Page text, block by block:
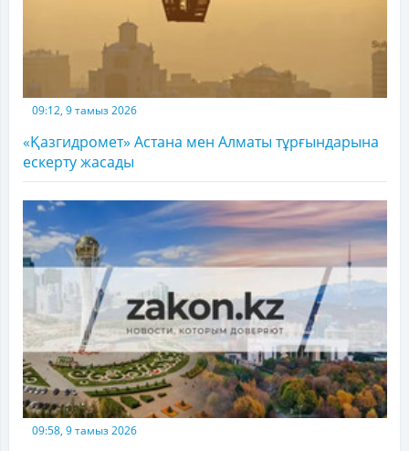
09:12, 9 тамыз 2026
«Қазгидромет» Астана мен Алматы тұрғындарына
ескерту жасады
09:58, 9 тамыз 2026